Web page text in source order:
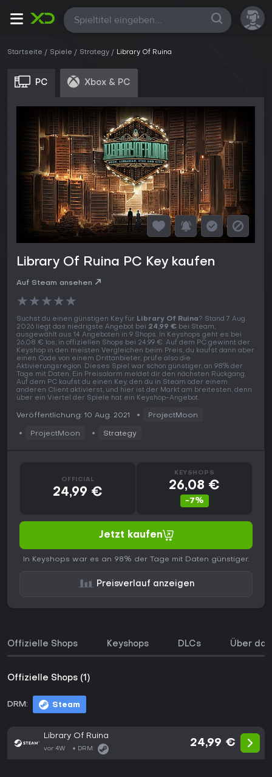
Alle
Startseite Spiele Strategy Library Of Ruina
PC Xbox & PC
Library Of Ruina PC Key kaufen
Auf Steam ansehen
★★★★★
Suchst du einen günstigen Key für Library Of Ruina? Stand 7 Aug.
2026 liegt das niedrigste Angebot bei 24,99 € bei Steam,
ausgewählt aus 14 Angeboten in 9 Shops. In Keyshops geht es bei
26,08 € los, in offiziellen Shops bei 24,99 €. Auf dem PC gewinnt der
Keyshop in den meisten Vergleichen beim Preis, du kaufst dann aber
einen Code von einem Drittanbieter, prüfe also die
Aktivierungsregion. Dieses Spiel war schon günstiger, an 98% der
Tage mit Daten. Ein Preisalarm meldet dir den nächsten Rückgang.
Auf dem PC kaufst du einen Key, den du in Steam oder einem
anderen Client aktivierst, und hier ist der Markt am breitesten, denn
über ein Viertel der Spiele hat ein Keyshop-Angebot.
Veröffentlichung: 10 Aug. 2021 ProjectMoon
ProjectMoon Strategy
OFFICIAL
24,99 €
KEYSHOPS
26,08 €
-7%
Jetzt kaufen
In Keyshops war es an 98% der Tage mit Daten günstiger.
Preisverlauf anzeigen
Offizielle Shops Keyshops DLCs Über
Offizielle Shops (1)
DRM: Steam
Library Of Ruina
vor 4W DRM:
24,99 €